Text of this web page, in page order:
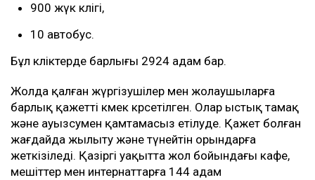
900 жүк көлігі,
10 автобус.
Бұл көліктерде барлығы 2924 адам бар.
Жолда қалған жүргізушілер мен жолаушыларға
барлық қажетті көмек көрсетілген. Олар ыстық тамақ
және ауызсумен қамтамасыз етілуде. Қажет болған
жағдайда жылыту және түнейтін орындарға
жеткізіледі. Қазіргі уақытта жол бойындағы кафе,
мешіттер мен интернаттарға 144 адам